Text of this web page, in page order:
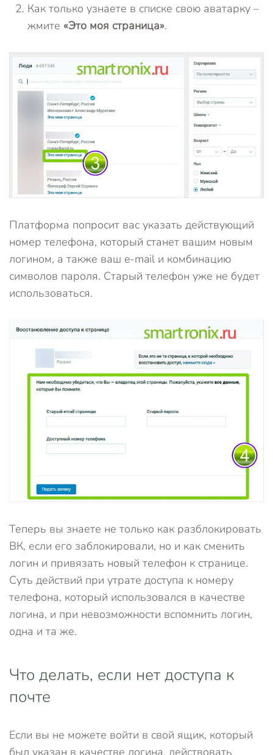
Как только узнаете в списке свою аватарку –
жмите «Это моя страница».
Платформа попросит вас указать действующий
номер телефона, который станет вашим новым
логином, а также ваш e-mail и комбинацию
символов пароля. Старый телефон уже не будет
использоваться.
Теперь вы знаете не только как разблокировать
ВК, если его заблокировали, но и как сменить
логин и привязать новый телефон к странице.
Суть действий при утрате доступа к номеру
телефона, который использовался в качестве
логина, и при невозможности вспомнить логин,
одна и та же.
Что делать, если нет доступа к
почте
Если вы не можете войти в свой ящик, который
был указан в качестве логина, действовать